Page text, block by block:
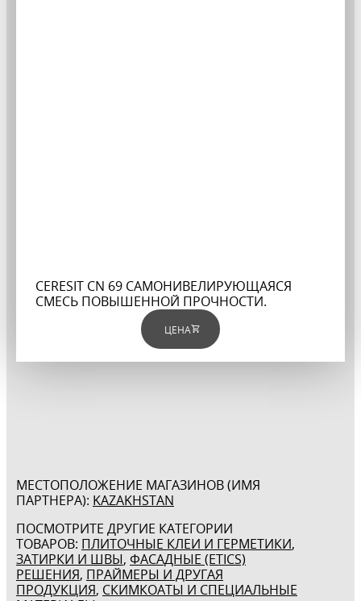
CERESIT CN 69 САМОНИВЕЛИРУЮЩАЯСЯ
СМЕСЬ ПОВЫШЕННОЙ ПРОЧНОСТИ.
ЦЕНА
МЕСТОПОЛОЖЕНИЕ МАГАЗИНОВ (ИМЯ
ПАРТНЕРА): KAZAKHSTAN
ПОСМОТРИТЕ ДРУГИЕ КАТЕГОРИИ
ТОВАРОВ: ПЛИТОЧНЫЕ КЛЕИ И ГЕРМЕТИКИ,
ЗАТИРКИ И ШВЫ, ФАСАДНЫЕ (ETICS)
РЕШЕНИЯ, ПРАЙМЕРЫ И ДРУГАЯ
ПРОДУКЦИЯ, СКИМКОАТЫ И СПЕЦИАЛЬНЫЕ